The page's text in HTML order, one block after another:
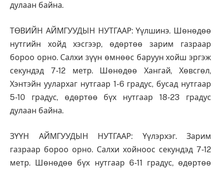
дулаан байна.
ТӨВИЙН АЙМГУУДЫН НУТГААР: Үүлшинэ. Шөнөдөө
нутгийн хойд хэсгээр, өдөртөө зарим газраар
бороо орно. Салхи зүүн өмнөөс баруун хойш эргэж
секундэд 7-12 метр. Шөнөдөө Хангай, Хөвсгөл,
Хэнтэйн уулархаг нутгаар 1-6 градус, бусад нутгаар
5-10 градус, өдөртөө бүх нутгаар 18-23 градус
дулаан байна.
ЗҮҮН АЙМГУУДЫН НУТГААР: Үүлэрхэг. Зарим
газраар бороо орно. Салхи хойноос секундэд 7-12
метр. Шөнөдөө бүх нутгаар 6-11 градус, өдөртөө